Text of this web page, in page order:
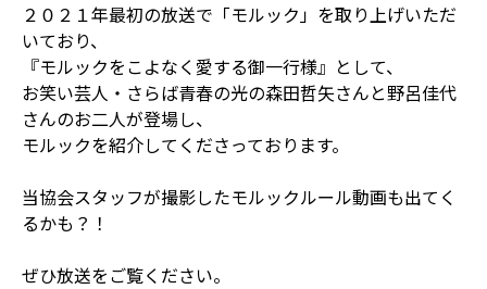
２０２１年最初の放送で「モルック」を取り上げいただ
いており、
『モルックをこよなく愛する御一行様』として、
お笑い芸人・さらば青春の光の森田哲矢さんと野呂佳代
さんのお二人が登場し、
モルックを紹介してくださっております。
当協会スタッフが撮影したモルックルール動画も出てく
るかも？！
ぜひ放送をご覧ください。